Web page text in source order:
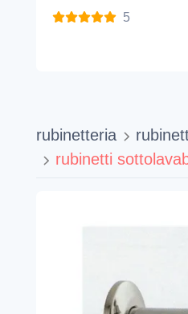
5
rubinetteria
rubinetti